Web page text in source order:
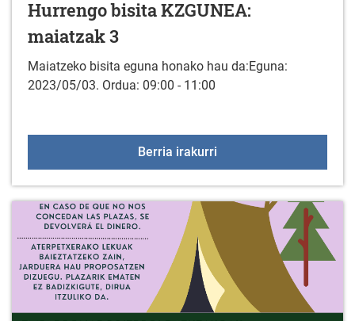
Hurrengo bisita KZGUNEA:
maiatzak 3
Maiatzeko bisita eguna honako hau da:Eguna:
2023/05/03. Ordua: 09:00 - 11:00
Berria irakurri